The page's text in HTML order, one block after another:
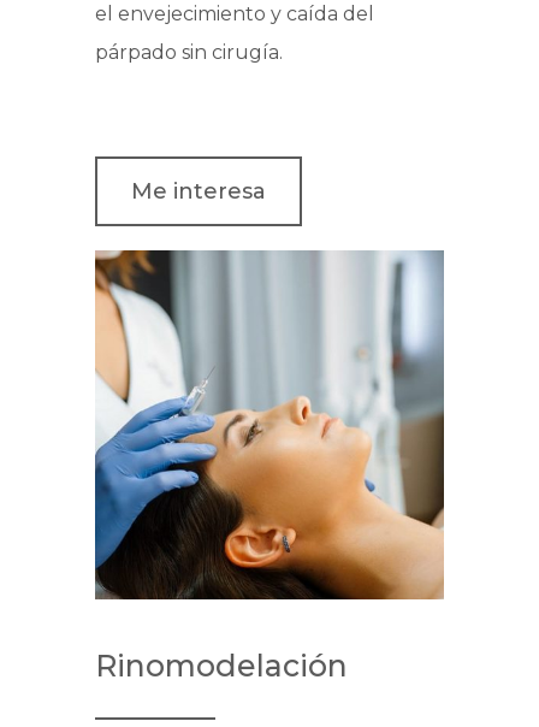
el envejecimiento y caída del
párpado sin cirugía.
Me interesa
Rinomodelación